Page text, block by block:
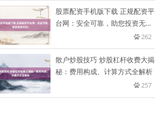
股票配资手机版下载 正规配资平
台网：安全可靠，助您投资无
262
散户炒股技巧 炒股杠杆收费大揭
秘：费用构成、计算方式全解析
257